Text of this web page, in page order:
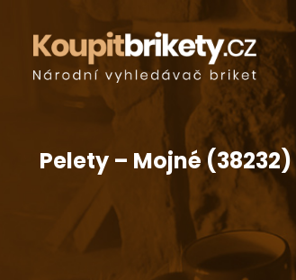
Pelety – Mojné (38232)